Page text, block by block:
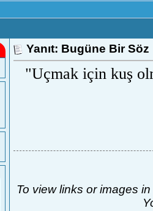
Yanıt: Bugüne Bir Söz
"Uçmak için kuş
To view links or images